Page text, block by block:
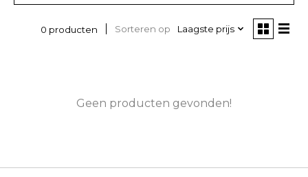
0 producten Sorteren op Laagste prijs
Geen producten gevonden!